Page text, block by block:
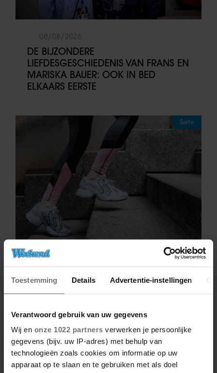
Toestemming Details Advertentie-instellingen
Verantwoord gebruik van uw gegevens
Wij en onze 1022 partners verwerken je persoonlijke
gegevens (bijv. uw IP-adres) met behulp van
technologieën zoals cookies om informatie op uw
apparaat op te slaan en te gebruiken met als doel
DE BIJZONDERE
LIEFDESGESCHIEDENIS VAN FRANS EN
MARISKA BAUER: OOK IN BED
ELKAARS EERSTE
Sante
08/08/2026
ZWAAR VOELT (SPOILER: HET LIGT NIET
AAN JE CONDITIE)